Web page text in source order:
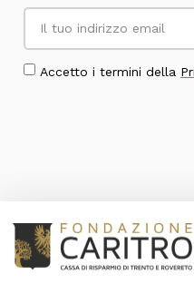
Accetto i termini della